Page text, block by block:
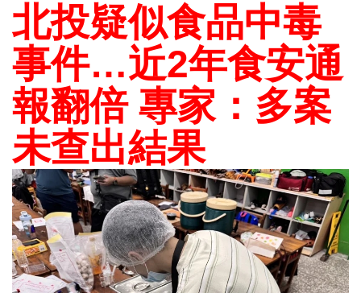
北投疑似食品中毒
事件…近2年食安通
報翻倍 專家：多案
未查出結果